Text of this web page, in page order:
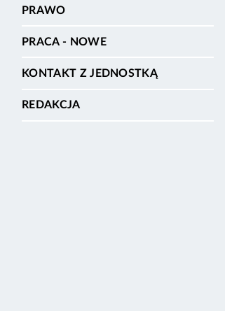
PRAWO
PRACA - NOWE
KONTAKT Z JEDNOSTKĄ
REDAKCJA